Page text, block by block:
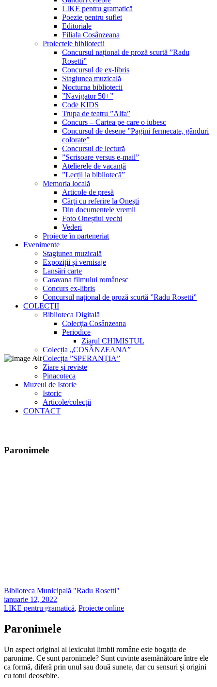
LIKE pentru gramatică
Poezie pentru suflet
Editoriale
Filiala Cosânzeana
Proiectele bibliotecii
Concursul național de proză scurtă ”Radu
Rosetti”
Concursul de ex-libris
Stagiunea muzicală
Nocturna bibliotecii
”Navigator 50+”
Code KIDS
Trupa de teatru ”Alfa”
Concurs – Cartea pe care o iubesc
Concursul de desene ”Pagini fermecate, gânduri
colorate”
Concursul de lectură
”Scrisoare versus e-mail”
Atelierele de vacanță
”Lecții la bibliotecă”
Memoria locală
Articole de presă
Cărți cu referire la Onești
Din documentele vremii
Foto Oneștiul vechi
Vederi
Proiecte în parteneriat
Evenimente
Stagiunea muzicală
Expoziții și vernisaje
Lansări carte
Caravana filmului românesc
Concurs ex-libris
Concursul național de proză scurtă ”Radu Rosetti”
COLECŢII
Biblioteca Digitală
Colecţia Cosânzeana
Periodice
Ziarul CHIMISTUL
Colecția „COSÂNZEANA”
Colecția ”SPERANȚIA”
Ziare și reviste
Pinacoteca
Muzeul de Istorie
Istoric
Articole/colecții
CONTACT
Paronimele
Biblioteca Municipală "Radu Rosetti"
ianuarie 12, 2022
LIKE pentru gramatică, Proiecte online
Paronimele
Un aspect original al lexicului limbii române este bogația de
paronime. Ce sunt paronimele? Sunt cuvinte asemănătoare între ele
ca formă, diferă prin unul sau două sunete, dar cu sensuri și origini
cu totul deosebite.